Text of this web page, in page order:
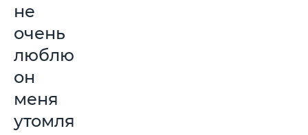
не
очень
люблю,
он
меня
утомляет»